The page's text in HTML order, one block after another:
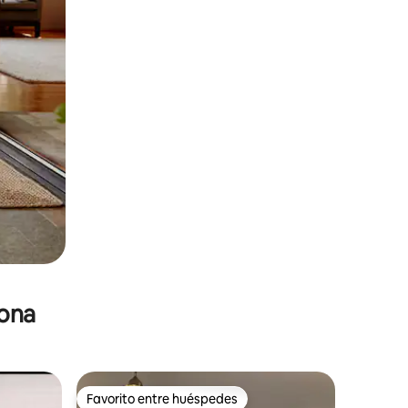
Favorito entre huéspedes